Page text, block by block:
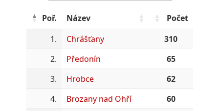
Poř. Název
Počet
1.
Chrášťany
310
2.
Předonín
65
3.
Hrobce
62
4.
Brozany nad Ohří
60